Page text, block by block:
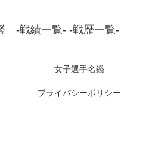
-戦績一覧- -戦歴一覧-
女子選手名鑑
プライバシーポリシー